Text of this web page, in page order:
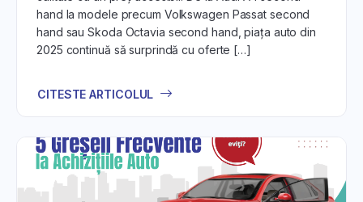
hand la modele precum Volkswagen Passat second
hand sau Skoda Octavia second hand, piața auto din
2025 continuă să surprindă cu oferte […]
CITESTE ARTICOLUL